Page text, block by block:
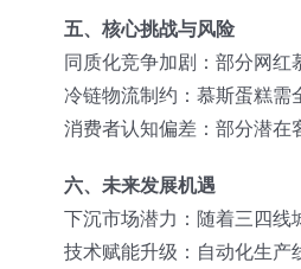
五、核心挑战与风险
同质化竞争加剧：部分网红
冷链物流制约：慕斯蛋糕需
消费者认知偏差：部分潜在
六、未来发展机遇
下沉市场潜力：随着三四线
技术赋能升级：自动化生产